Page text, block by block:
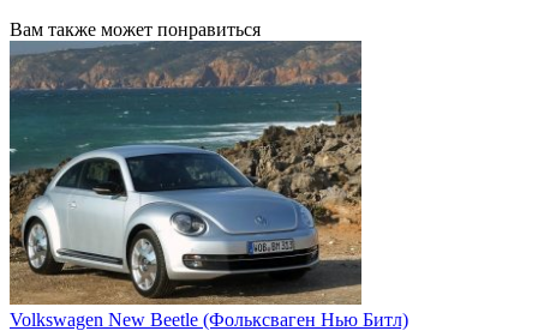
Вам также может понравиться
Volkswagen New Beetle (Фольксваген Нью Битл)